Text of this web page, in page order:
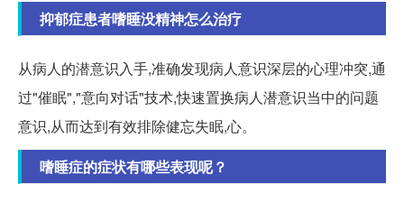
抑郁症患者嗜睡没精神怎么治疗
从病人的潜意识入手,准确发现病人意识深层的心理冲突,通
过"催眠","意向对话"技术,快速置换病人潜意识当中的问题
意识,从而达到有效排除健忘失眠,心。
嗜睡症的症状有哪些表现呢？